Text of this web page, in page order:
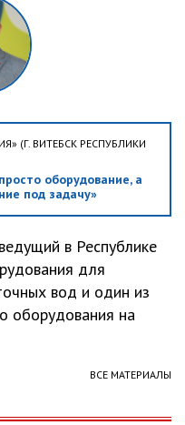
(Г. ВИТЕБСК РЕСПУБЛИКИ
оборудование, а
под задачу»
в Республике
для
вод и один из
оборудования на
ВСЕ МАТЕРИАЛЫ